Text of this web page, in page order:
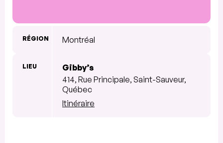
RÉGION Montréal
LIEU
Gibby’s
414, Rue Principale, Saint-Sauveur,
Québec
Itinéraire